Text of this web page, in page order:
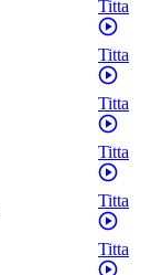
Titta
Titta
Titta
Titta
Titta
Titta